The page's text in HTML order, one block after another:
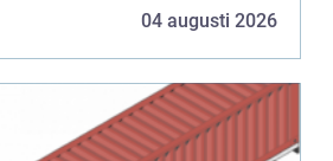
04 augusti 2026